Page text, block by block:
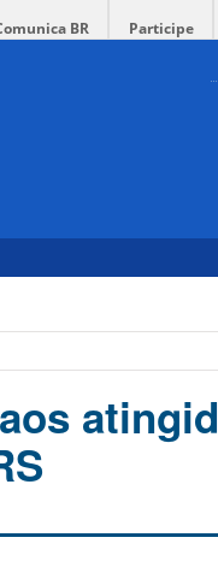
BR Participe